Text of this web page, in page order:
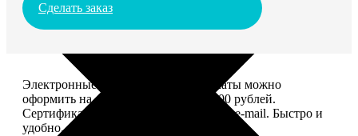
Сделать заказ
Электронные подарочные сертификаты можно
оформить на сумму от 1 000 до 25 000 рублей.
Сертификат вы сможете отправить по e-mail. Быстро и
удобно.